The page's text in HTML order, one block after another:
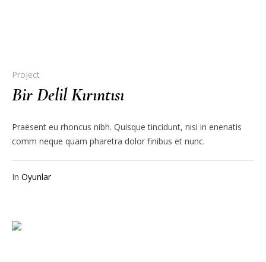
Project
Bir Delil Kırıntısı
Praesent eu rhoncus nibh. Quisque tincidunt, nisi in enenatis
comm neque quam pharetra dolor finibus et nunc.
In Oyunlar